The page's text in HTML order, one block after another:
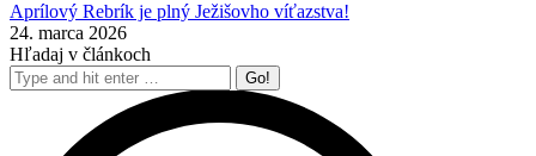
Aprílový Rebrík je plný Ježišovho víťazstva!
24. marca 2026
Hľadaj v článkoch
Search: